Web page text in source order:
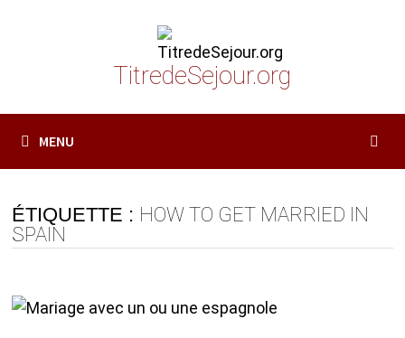
TitredeSejour.org
MENU
ÉTIQUETTE : HOW TO GET MARRIED IN
SPAIN